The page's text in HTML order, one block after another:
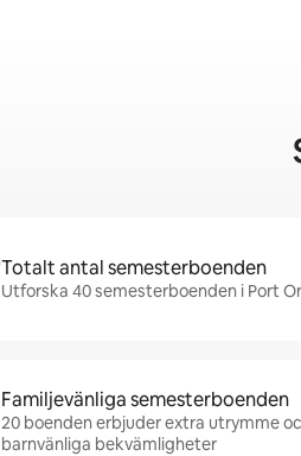
Totalt antal semesterboenden
Utforska 40 semesterboenden i Port
Familjevänliga semesterboenden
20 boenden erbjuder extra utrymme
barnvänliga bekvämligheter